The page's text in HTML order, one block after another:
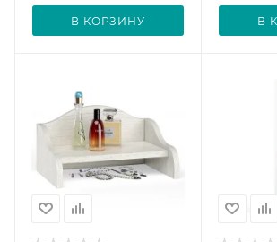
В КОРЗИНУ В